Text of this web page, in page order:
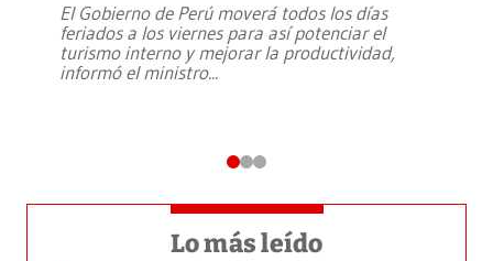
El Gobierno de Perú moverá todos los días
feriados a los viernes para así potenciar el
turismo interno y mejorar la productividad,
informó el ministro...
Lo más leído